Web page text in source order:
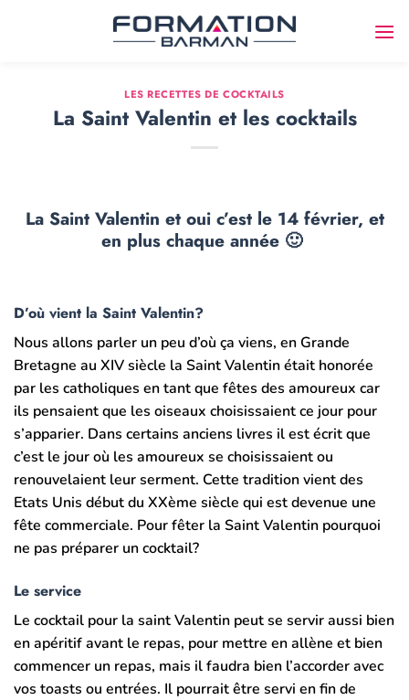
LES RECETTES DE COCKTAILS
La Saint Valentin et les cocktails
La Saint Valentin et oui c’est le 14 février, et
en plus chaque année 🙂
D’où vient la Saint Valentin?
Nous allons parler un peu d’où ça viens, en Grande
Bretagne au XIV siècle la Saint Valentin était honorée
par les catholiques en tant que fêtes des amoureux car
ils pensaient que les oiseaux choisissaient ce jour pour
s’apparier. Dans certains anciens livres il est écrit que
c’est le jour où les amoureux se choisissaient ou
renouvelaient leur serment. Cette tradition vient des
Etats Unis début du XXème siècle qui est devenue une
fête commerciale. Pour fêter la Saint Valentin pourquoi
ne pas préparer un cocktail?
Le service
Le cocktail pour la saint Valentin peut se servir aussi bien
en apéritif avant le repas, pour mettre en allène et bien
commencer un repas, mais il faudra bien l’accorder avec
vos toasts ou entrées. Il pourrait être servi en fin de